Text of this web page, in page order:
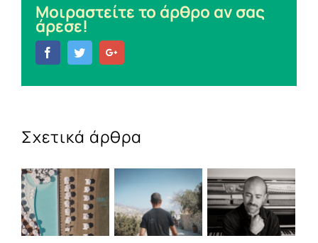
Μοιραστείτε το άρθρο αν σας
άρεσε!
FacebookTwitter
Σχετικά άρθρα